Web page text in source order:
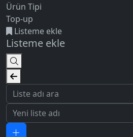
Ürün Tipi
Top-up
Listeme ekle
Listeme ekle